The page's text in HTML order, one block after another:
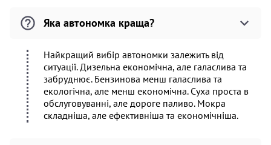
Яка автономка краща?
Найкращий вибір автономки залежить від
ситуації. Дизельна економічна, але галаслива та
забруднює. Бензинова менш галаслива та
екологічна, але менш економічна. Суха проста в
обслуговуванні, але дороге паливо. Мокра
складніша, але ефективніша та економічніша.